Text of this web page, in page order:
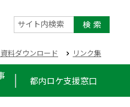
サイト内検索
料ダウンロード リンク集
都内ロケ支援窓口